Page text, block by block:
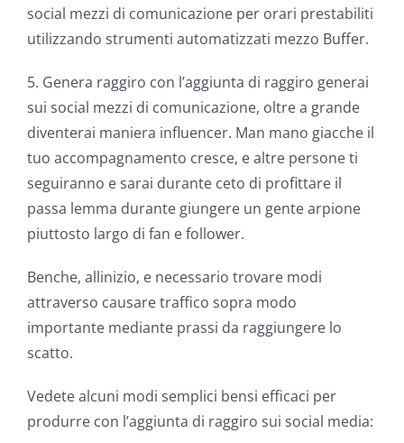
social mezzi di comunicazione per orari prestabiliti
utilizzando strumenti automatizzati mezzo Buffer.
5. Genera raggiro con l’aggiunta di raggiro generai
sui social mezzi di comunicazione, oltre a grande
diventerai maniera influencer. Man mano giacche il
tuo accompagnamento cresce, e altre persone ti
seguiranno e sarai durante ceto di profittare il
passa lemma durante giungere un gente arpione
piuttosto largo di fan e follower.
Benche, allinizio, e necessario trovare modi
attraverso causare traffico sopra modo
importante mediante prassi da raggiungere lo
scatto.
Vedete alcuni modi semplici bensi efficaci per
produrre con l’aggiunta di raggiro sui social media: